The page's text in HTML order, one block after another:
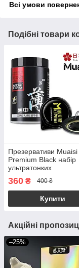
Всі умови
Подібні товари
Презервативи Muaisi
Premium Black набір
ультратонких
підвищеною кількістю
змазки 0.02 мм, 12
360 ₴ 400 ₴
Купити
Акційні
–25%